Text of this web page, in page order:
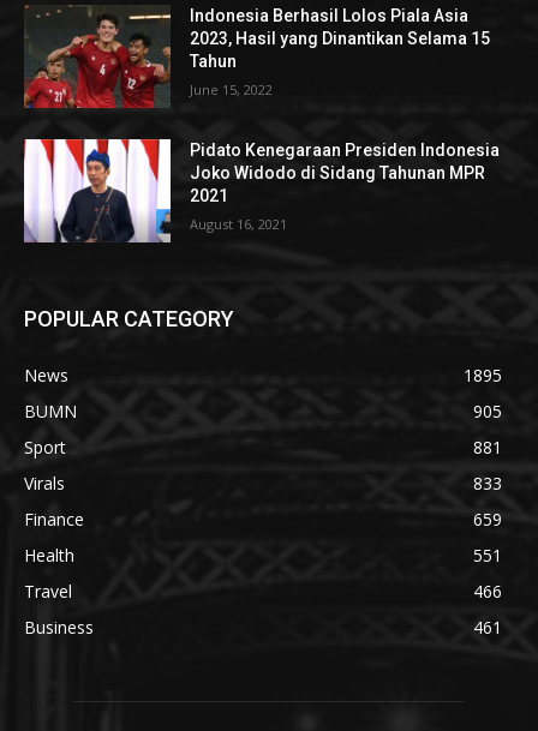
Indonesia Berhasil Lolos Piala Asia
2023, Hasil yang Dinantikan Selama 15
Tahun
June 15, 2022
Pidato Kenegaraan Presiden Indonesia
Joko Widodo di Sidang Tahunan MPR
2021
August 16, 2021
POPULAR CATEGORY
News
1895
BUMN
905
Sport
881
Virals
833
Finance
659
Health
551
Travel
466
Business
461